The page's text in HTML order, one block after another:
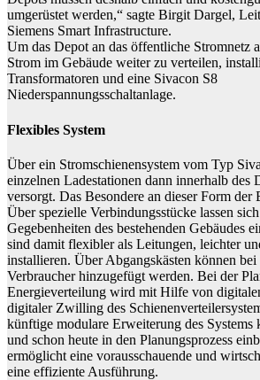
umgerüstet werden,“ sagte Birgit Dargel,
Siemens Smart Infrastructure.
Um das Depot an das öffentliche Stromnetz
Strom im Gebäude weiter zu verteilen,
Transformatoren und eine Sivacon S8
Niederspannungsschaltanlage.
Flexibles System
Über ein Stromschienensystem vom Typ
einzelnen Ladestationen dann innerhalb des
versorgt. Das Besondere an dieser Form der
Über spezielle Verbindungsstücke lassen
Gegebenheiten des bestehenden Gebäudes
sind damit flexibler als Leitungen, leichter
installieren. Über Abgangskästen können
Verbraucher hinzugefügt werden. Bei der
Energieverteilung wird mit Hilfe von
digitaler Zwilling des
künftige modulare Erweiterung des Systems
und schon heute in den Planungsprozess
ermöglicht eine vorausschauende und
eine effiziente Ausführung.